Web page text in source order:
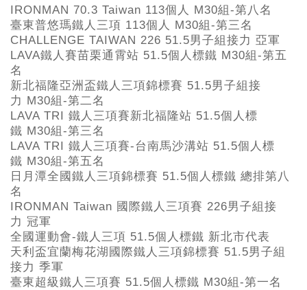
IRONMAN 70.3 Taiwan 113個人 M30組-第八名
臺東普悠瑪鐵人三項 113個人 M30組-第三名
CHALLENGE TAIWAN 226 51.5男子組接力 亞軍
LAVA鐵人賽苗栗通霄站 51.5個人標鐵 M30組-第五
名
新北福隆亞洲盃鐵人三項錦標賽 51.5男子組接
力 M30組-第二名
LAVA TRI 鐵人三項賽新北福隆站 51.5個人標
鐵 M30組-第三名
LAVA TRI 鐵人三項賽-台南馬沙溝站 51.5個人標
鐵 M30組-第五名
日月潭全國鐵人三項錦標賽 51.5個人標鐵 總排第八
名
IRONMAN Taiwan 國際鐵人三項賽 226男子組接
力 冠軍
全國運動會-鐵人三項 51.5個人標鐵 新北市代表
天利盃宜蘭梅花湖國際鐵人三項錦標賽 51.5男子組
接力 季軍
臺東超級鐵人三項賽 51.5個人標鐵 M30組-第一名